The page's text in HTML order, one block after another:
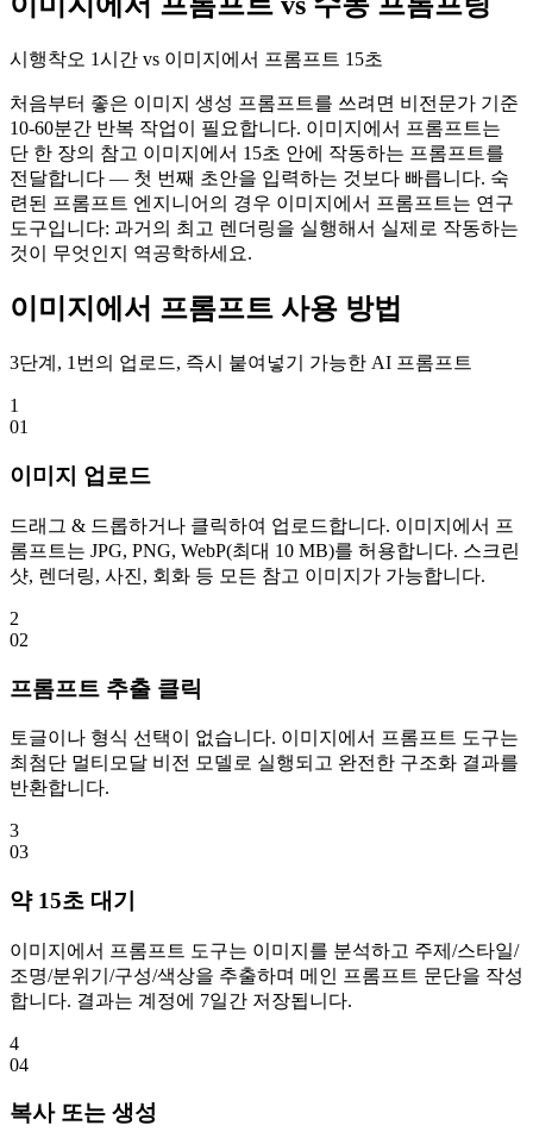
시행착오 1시간 vs 이미지에서 프롬프트 15초
처음부터 좋은 이미지 생성 프롬프트를 쓰려면 비전문가 기준
10-60분간 반복 작업이 필요합니다. 이미지에서 프롬프트는
단 한 장의 참고 이미지에서 15초 안에 작동하는 프롬프트를
전달합니다 — 첫 번째 초안을 입력하는 것보다 빠릅니다. 숙
련된 프롬프트 엔지니어의 경우 이미지에서 프롬프트는 연구
도구입니다: 과거의 최고 렌더링을 실행해서 실제로 작동하는
것이 무엇인지 역공학하세요.
이미지에서 프롬프트 사용 방법
3단계, 1번의 업로드, 즉시 붙여넣기 가능한 AI 프롬프트
1
01
이미지 업로드
드래그 & 드롭하거나 클릭하여 업로드합니다. 이미지에서 프
롬프트는 JPG, PNG, WebP(최대 10 MB)를 허용합니다. 스크린
샷, 렌더링, 사진, 회화 등 모든 참고 이미지가 가능합니다.
2
02
프롬프트 추출 클릭
토글이나 형식 선택이 없습니다. 이미지에서 프롬프트 도구는
최첨단 멀티모달 비전 모델로 실행되고 완전한 구조화 결과를
반환합니다.
3
03
약 15초 대기
이미지에서 프롬프트 도구는 이미지를 분석하고 주제/스타일/
조명/분위기/구성/색상을 추출하며 메인 프롬프트 문단을 작성
합니다. 결과는 계정에 7일간 저장됩니다.
4
04
복사 또는 생성